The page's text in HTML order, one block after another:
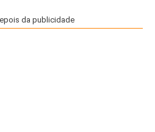
da publicidade